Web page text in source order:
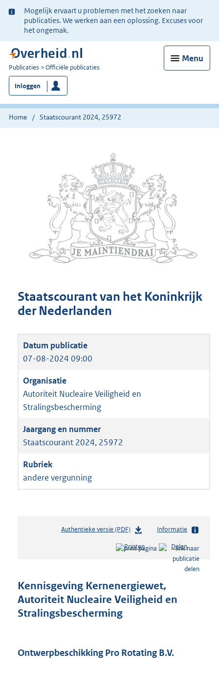
Ter
informatie:
Mogelijk ervaart u problemen met het zoeken naar
publicaties. We werken aan een oplossing. Excuses voor
het ongemak.
Menu
U
bent
nu
hier:
Publicaties Officiële publicaties
Inloggen
Home Staatscourant 2024, 25972
Staatscourant van het Koninkrijk
der Nederlanden
07-08-2024 09:00
Autoriteit Nucleaire Veiligheid en
Stralingsbescherming
Staatscourant 2024, 25972
andere vergunning
Authentieke versie (PDF)b
s
d
s
t
Informatie
Printen Delen
Kennisgeving Kernenergiewet,
Autoriteit Nucleaire Veiligheid en
Stralingsbescherming
Ontwerpbeschikking Pro Rotating B.V.